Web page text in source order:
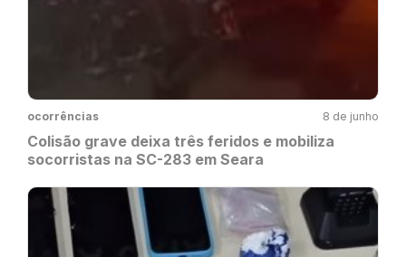
ocorrências 8 de junho
Colisão grave deixa três feridos e mobiliza
socorristas na SC-283 em Seara